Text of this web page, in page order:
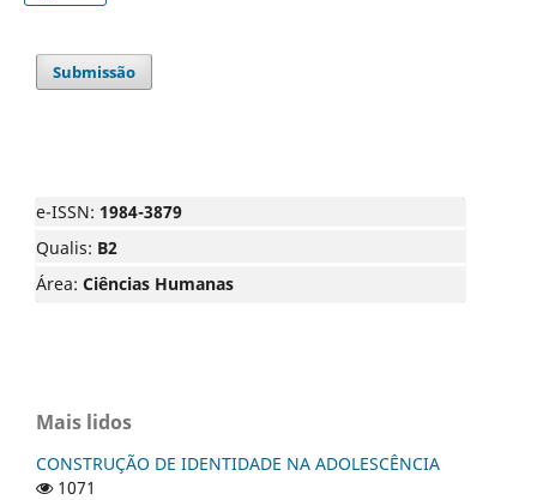
Submissão
e-ISSN: 1984-3879
Qualis: B2
Área: Ciências Humanas
Mais lidos
CONSTRUÇÃO DE IDENTIDADE NA ADOLESCÊNCIA
1071